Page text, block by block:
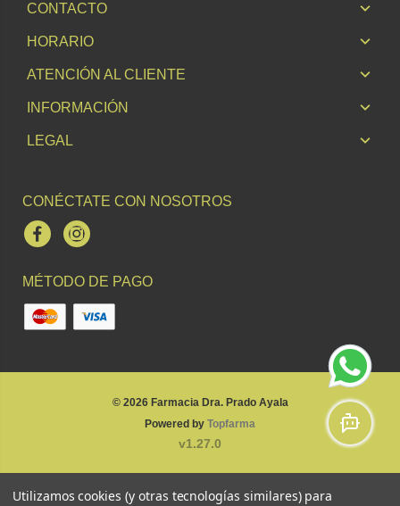
CONTACTO
HORARIO
ATENCIÓN AL CLIENTE
INFORMACIÓN
LEGAL
CONÉCTATE CON NOSOTROS
FacebookInstagram
MÉTODO DE PAGO
© 2026 Farmacia Dra. Prado Ayala
Powered by Topfarma
v1.27.0
Utilizamos cookies (y otras tecnologías similares) para